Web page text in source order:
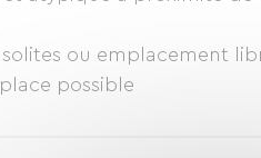
ou emplacement
possible